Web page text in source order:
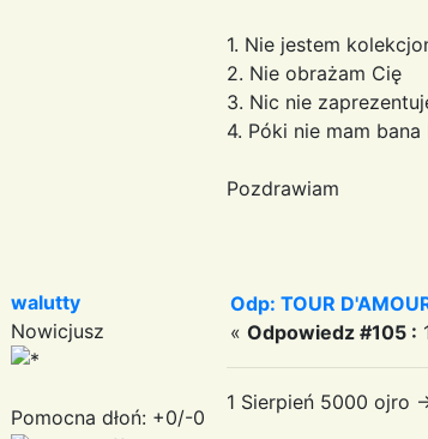
1. Nie jestem
2. Nie obrażam Cię
3. Nic nie
4. Póki nie mam
Pozdrawiam
walutty
Nowicjusz
Pomocna dłoń: +0/-0
Odp: TOUR
« Odpowiedz #105 :
1 Sierpień 5000 ojro